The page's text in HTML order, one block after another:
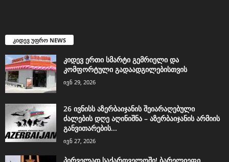
კიდევ უფრო NEWS
კიდევ ერთი სმარტი გემრიელი და
კომფორტული გადაადგილებისთვის
ივნ 29, 2026
26 ივნისს აზერბაიჯანის შეიარაღებული
ძალების დღე აღინიშნა – აზერბაიჯანის არმიის
განვითარების...
ივნ 27, 2026